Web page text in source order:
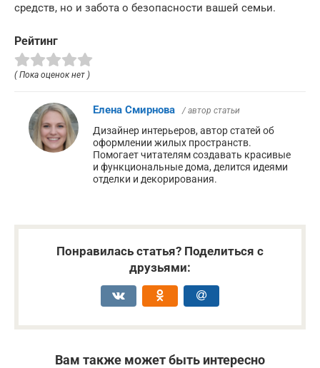
средств, но и забота о безопасности вашей семьи.
Рейтинг
( Пока оценок нет )
Елена Смирнова / автор статьи
Дизайнер интерьеров, автор статей об
оформлении жилых пространств.
Помогает читателям создавать красивые
и функциональные дома, делится идеями
отделки и декорирования.
Понравилась статья? Поделиться с
друзьями:
Вам также может быть интересно